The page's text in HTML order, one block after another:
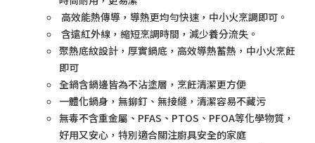
高效能熱傳導，導熱更均勻快速，中小火烹調即可。
含遠紅外線，縮短烹調時間，減少養分流失。
聚熱底紋設計，厚實鍋底，高效導熱蓄熱，中小火烹飪
即可
全鍋含鍋邊皆為不沾塗層，烹飪清潔更方便
一體化鍋身，無鉚釘、無接縫，清潔容易不藏污
無毒不含重金屬、PFAS、PTOS、PFOA等化學物質，
好用又安心，特別適合關注廚具安全的家庭